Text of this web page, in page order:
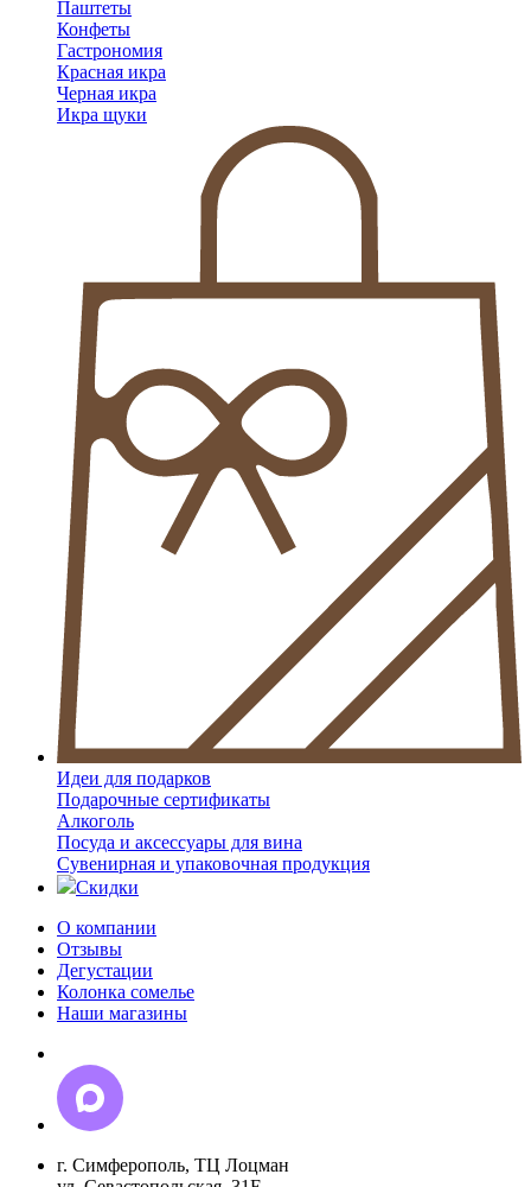
Паштеты
Конфеты
Гастрономия
Красная икра
Черная икра
Икра щуки
Идеи для подарков
Подарочные сертификаты
Алкоголь
Посуда и аксессуары для вина
Сувенирная и упаковочная продукция
Скидки
О компании
Отзывы
Дегустации
Колонка сомелье
Наши магазины
г. Симферополь, ТЦ Лоцман